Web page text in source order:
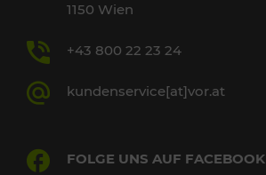
1150 Wien
+43 800 22 23 24
kundenservice[at]vor.at
FOLGE UNS AUF FACEBOOK